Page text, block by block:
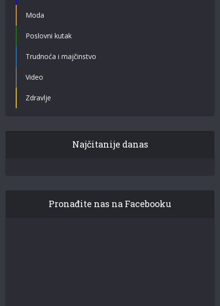
Moda
Poslovni kutak
Trudnoća i majčinstvo
Video
Zdravlje
Najčitanije danas
Pronađite nas na Facebooku